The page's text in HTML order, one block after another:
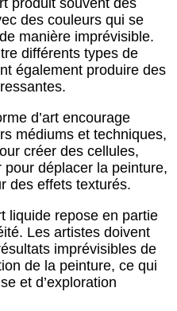
des couleurs qui se
manière imprévisible.
différents types de
également produire des
d’art encourage
médiums et techniques,
créer des cellules,
pour déplacer la peinture,
des effets texturés.
liquide repose en partie
Les artistes doivent
imprévisibles de
de la peinture, ce qui
et d’exploration